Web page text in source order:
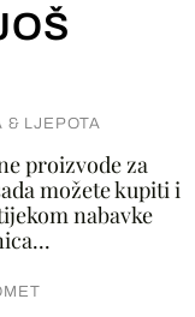
& LJEPOTA
proizvode za
možete kupiti i
nabavke